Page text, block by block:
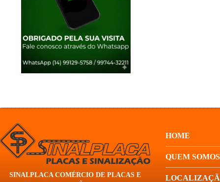
SINALPLACA COMÉRCIO DE PLACAS E
HOME
QUEM SOMOS